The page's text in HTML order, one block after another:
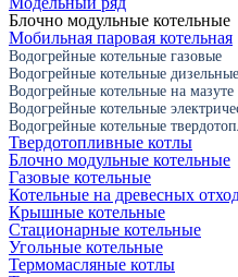
Блочно модульные котельные
Мобильная паровая котельная
Водогрейные котельные газовые
Водогрейные котельные дизельные
Водогрейные котельные на мазуте
Водогрейные котельные
Водогрейные котельные
Твердотопливные котлы
Блочно модульные котельные
Газовые котельные
Котельные на древесных
Крышные котельные
Стационарные котельные
Угольные котельные
Термомасляные котлы